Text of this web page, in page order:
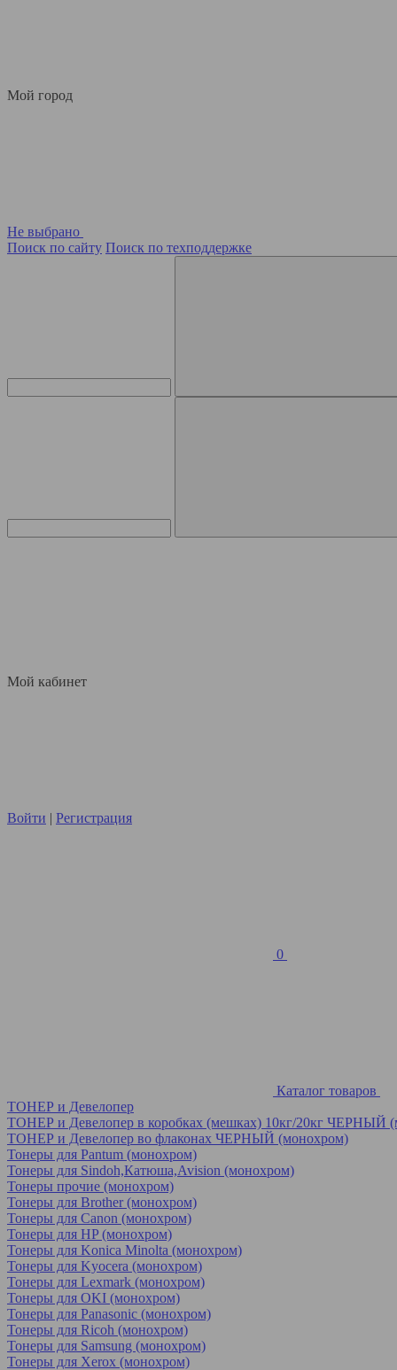
Мой город
Не выбрано
Поиск по сайту Поиск по техподдержке
Мой кабинет
Войти | Регистрация
0
Каталог товаров
ТОНЕР и Девелопер
ТОНЕР и Девелопер в коробках (мешках) 10кг/20кг ЧЕРНЫЙ
ТОНЕР и Девелопер во флаконах ЧЕРНЫЙ (монохром)
Тонеры для Pantum (монохром)
Тонеры для Sindoh,Катюша,Avision (монохром)
Тонеры прочие (монохром)
Тонеры для Brother (монохром)
Тонеры для Canon (монохром)
Тонеры для HP (монохром)
Тонеры для Konica Minolta (монохром)
Тонеры для Kyocera (монохром)
Тонеры для Lexmark (монохром)
Тонеры для OKI (монохром)
Тонеры для Panasonic (монохром)
Тонеры для Ricoh (монохром)
Тонеры для Samsung (монохром)
Тонеры для Xerox (монохром)